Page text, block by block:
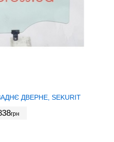
ДВЕРНЕ, SEKURIT
грн